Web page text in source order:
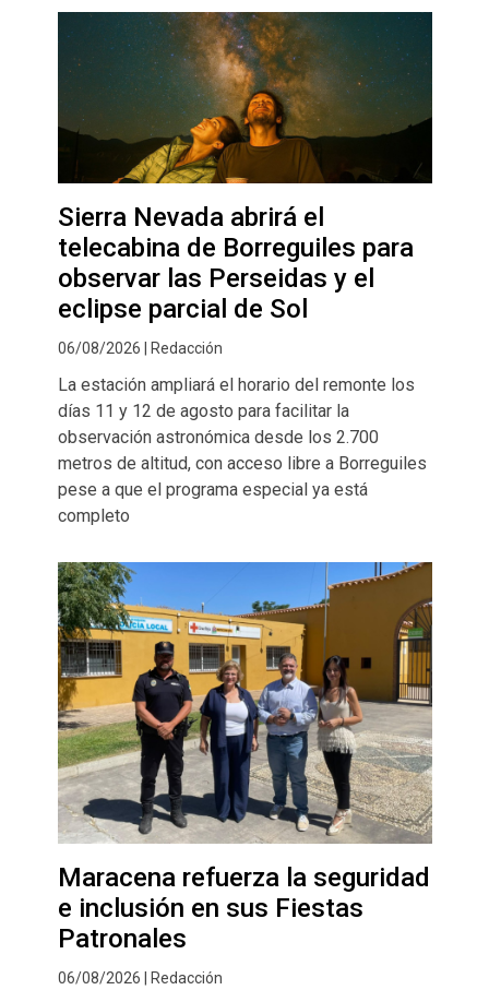
Sierra Nevada abrirá el
telecabina de Borreguiles para
observar las Perseidas y el
eclipse parcial de Sol
06/08/2026 | Redacción
La estación ampliará el horario del remonte los
días 11 y 12 de agosto para facilitar la
observación astronómica desde los 2.700
metros de altitud, con acceso libre a Borreguiles
pese a que el programa especial ya está
completo
Maracena refuerza la seguridad
e inclusión en sus Fiestas
Patronales
06/08/2026 | Redacción